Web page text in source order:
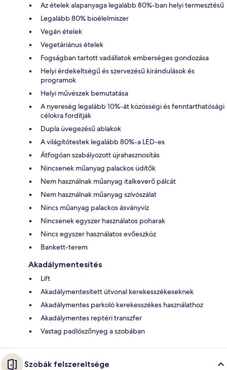
Az ételek alapanyaga legalább 80%-ban helyi termesztésű
Legalább 80% bioélelmiszer
Vegán ételek
Vegetáriánus ételek
Fogságban tartott vadállatok emberséges gondozása
Helyi érdekeltségű és szervezésű kirándulások és
programok
Helyi művészek bemutatása
A nyereség legalább 10%-át közösségi és fenntarthatósági
célokra fordítják
Dupla üvegezésű ablakok
A világítótestek legalább 80%-a LED-es
Átfogóan szabályozott újrahasznosítás
Nincsenek műanyag palackos üdítők
Nem használnak műanyag italkeverő pálcát
Nem használnak műanyag szívószálat
Nincs műanyag palackos ásványvíz
Nincsenek egyszer használatos poharak
Nincs egyszer használatos evőeszköz
Bankett-terem
Akadálymentesítés
Lift
Akadálymentesített útvonal kerekesszékeseknek
Akadálymentes parkoló kerekesszékes használathoz
Akadálymentes reptéri transzfer
Vastag padlószőnyeg a szobában
Szobák felszereltsége